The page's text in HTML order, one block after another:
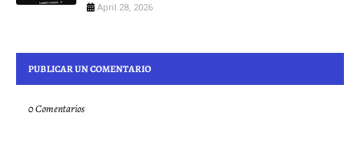
April 28, 2026
PUBLICAR UN COMENTARIO
0 Comentarios